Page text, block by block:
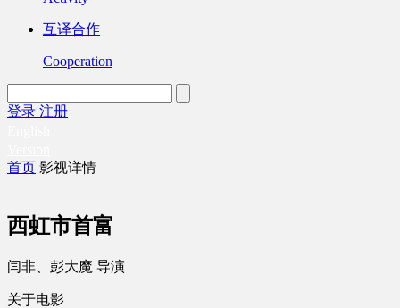
互译合作
Cooperation
登录 注册
首页 影视详情
西虹市首富
闫非、彭大魔 导演
关于电影